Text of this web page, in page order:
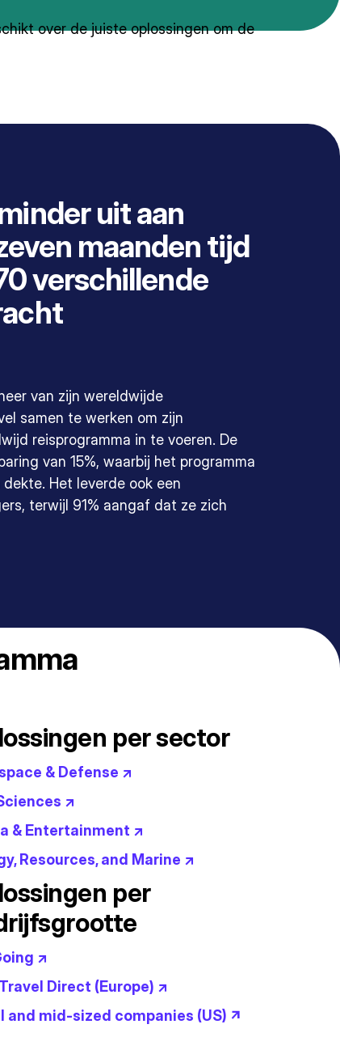
over de juiste oplossingen om de
uit aan
maanden tijd
verschillende
van zijn wereldwijde
samen te werken om zijn
reisprogramma in te voeren. De
van 15%, waarbij het programma
Het leverde ook een
terwijl 91% aangaf dat ze zich
per sector
& Defense ↗
↗
& Entertainment ↗
Resources, and Marine ↗
per
↗
Direct (Europe) ↗
and mid-sized companies (US) ↗